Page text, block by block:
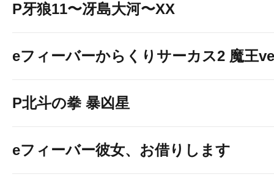
P牙狼11〜冴島大河〜XX
eフィーバーからくりサーカス2 魔王
P北斗の拳 暴凶星
eフィーバー彼女、お借りします